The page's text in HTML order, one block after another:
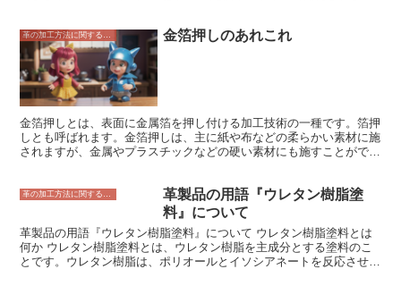
ことが可能になりました。 セメント式製法で作られた革製品は、耐
久性が高く、水にも強いという特徴があります。そのため、鞄や靴、
財布など、さまざまな革製品に使用されています。また、セメント式
製法は、革を貼り合わせることでさまざまな形状の革製品を製造する
ことができるため、デザイン性にも優れています。
金箔押しのあれこれ
金箔押しとは、表面に金属箔を押し付ける加工技術の一種です。箔押
しとも呼ばれます。金箔押しは、主に紙や布などの柔らかい素材に施
されますが、金属やプラスチックなどの硬い素材にも施すことができ
箔を素材に押し付けることで加工を施します。金箔は、金や銀、銅な
どの金属を薄く延ばしたもので、非常に薄いため、素材に押し付けて
も破れません。金箔押しは、専用の機械を使用して行われます。機械
は、金箔を素材に押し付けるための金型と、金箔を素材に押し付ける
ためのローラーを備えています。金型は、加工する素材の形に合わせ
て作られており、ローラーは、金箔を素材に押し付ける圧力を調整す
革製品の用語『ウレタン樹脂塗
料』について
革製品の用語『ウレタン樹脂塗料』について ウレタン樹脂塗料とは
何か ウレタン樹脂塗料とは、ウレタン樹脂を主成分とする塗料のこ
とです。ウレタン樹脂は、ポリオールとイソシアネートを反応させて